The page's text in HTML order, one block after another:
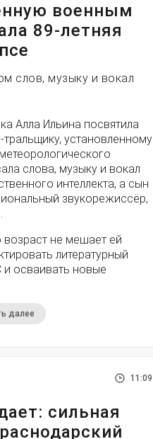
военным
89-летняя
слов, музыку и вокал
Алла Ильина посвятила
установленному
слова, музыку и вокал
интеллекта, а сын
звукорежиссёр,
возраст не мешает ей
литературный
и осваивать новые
далее
11:09
сильная